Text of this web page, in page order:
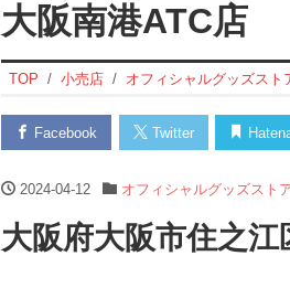
大阪南港ATC店
TOP 小売店 オフィシャルグッズスト
Facebook Twitter
2024-04-12 オフィシャルグッズスト
大阪府大阪市住之